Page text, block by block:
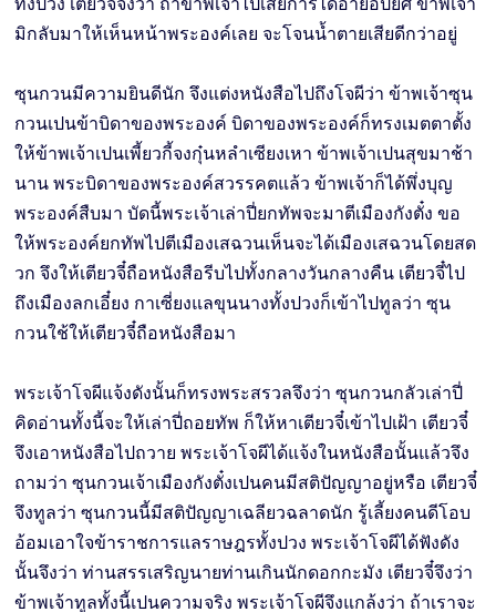
มิกลับมาให้เห็นหน้าพระองค์เลย จะโจนนํ้าตายเสียดีกว่าอยู่
ซุนกวนมีความยินดีนัก จึงแต่งหนังสือไปถึงโจผีว่า ข้าพเจ้าซุน
กวนเปนข้าบิดาของพระองค์ บิดาของพระองค์ก็ทรงเมตตาตั้ง
ให้ข้าพเจ้าเปนเพี้ยวกี้จงกุ๋นหลำเซียงเหา ข้าพเจ้าเปนสุขมาช้า
นาน พระบิดาของพระองค์สวรรคตแล้ว ข้าพเจ้าก็ได้พึ่งบุญ
พระองค์สืบมา บัดนี้พระเจ้าเล่าปี่ยกทัพจะมาตีเมืองกังตั๋ง ขอ
ให้พระองค์ยกทัพไปตีเมืองเสฉวนเห็นจะได้เมืองเสฉวนโดยสด
วก จึงให้เตียวจี๋ถือหนังสือรีบไปทั้งกลางวันกลางคืน เตียวจี๋ไป
ถึงเมืองลกเอี๋ยง กาเซี่ยงแลขุนนางทั้งปวงก็เข้าไปทูลว่า ซุน
กวนใช้ให้เตียวจี๋ถือหนังสือมา
พระเจ้าโจผีแจ้งดังนั้นก็ทรงพระสรวลจึงว่า ซุนกวนกลัวเล่าปี่
คิดอ่านทั้งนี้จะให้เล่าปี่ถอยทัพ ก็ให้หาเตียวจี๋เข้าไปเฝ้า เตียวจี๋
จึงเอาหนังสือไปถวาย พระเจ้าโจผีได้แจ้งในหนังสือนั้นแล้วจึง
ถามว่า ซุนกวนเจ้าเมืองกังตั๋งเปนคนมีสติปัญญาอยู่หรือ เตียวจี๋
จึงทูลว่า ซุนกวนนี้มีสติปัญญาเฉลียวฉลาดนัก รู้เลี้ยงคนดีโอบ
อ้อมเอาใจข้าราชการแลราษฎรทั้งปวง พระเจ้าโจผีได้ฟังดัง
นั้นจึงว่า ท่านสรรเสริญนายท่านเกินนักดอกกะมัง เตียวจี๋จึงว่า
ข้าพเจ้าทูลทั้งนี้เปนความจริง พระเจ้าโจผีจึงแกล้งว่า ถ้าเราจะ